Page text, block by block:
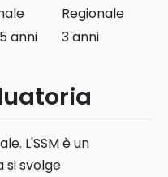
Regionale
anni 3 anni
L'SSM è un
si svolge